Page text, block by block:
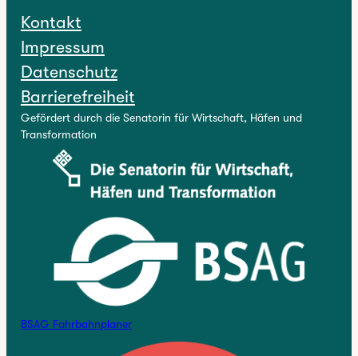
Kontakt
Impressum
Datenschutz
Barrierefreiheit
Gefördert durch die Senatorin für Wirtschaft, Häfen und
Transformation
BSAG Fahrbahnplaner